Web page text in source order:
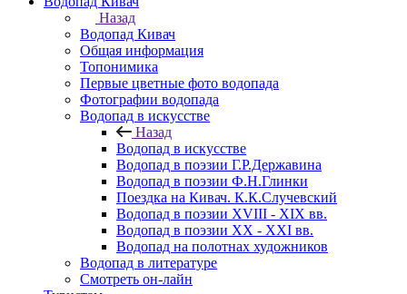
Назад
Водопад Кивач
Общая информация
Топонимика
Первые цветные фото водопада
Фотографии водопада
Водопад в искусстве
Назад
Водопад в искусстве
Водопад в поэзии Г.Р.Державина
Водопад в поэзии Ф.Н.Глинки
Поездка на Кивач. К.К.Случевский
Водопад в поэзии XVIII - XIX вв.
Водопад в поэзии XX - XXI вв.
Водопад на полотнах художников
Водопад в литературе
Смотреть он-лайн